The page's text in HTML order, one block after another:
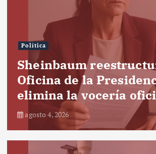
Política
Sheinbaum
Oficina de la
elimina la vocería
agosto 4, 2026